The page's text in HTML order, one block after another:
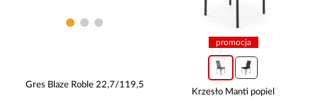
Gres Blaze Roble 22,7/119,5
promocja
Krzesło Manti popiel